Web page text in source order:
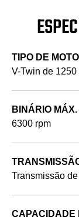
TIPO DE
V-Twin de
BINÁRIO MÁX.
6300 rpm
Transmissão
CAPACIDADE